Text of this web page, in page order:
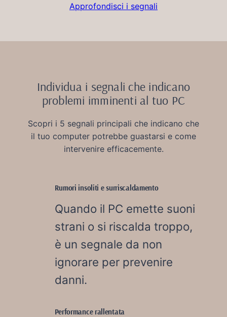
Approfondisci i segnali
Individua i segnali che indicano
problemi imminenti al tuo PC
Scopri i 5 segnali principali che indicano che
il tuo computer potrebbe guastarsi e come
intervenire efficacemente.
Rumori insoliti e surriscaldamento
Quando il PC emette suoni
strani o si riscalda troppo,
è un segnale da non
ignorare per prevenire
danni.
Performance rallentata